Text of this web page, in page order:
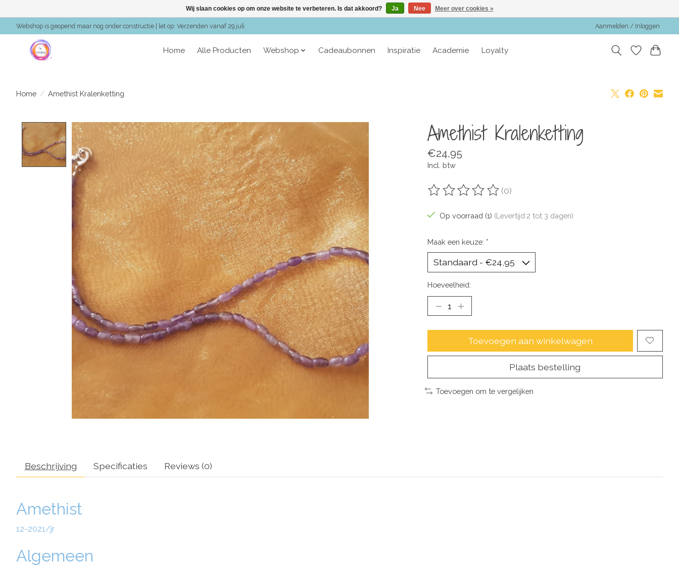
Webshop is geopend maar nog onder constructie | let op: Verzenden vanaf 29 juli Aanmelden / Inloggen
Home Alle Producten Webshop Cadeaubonnen Inspiratie Academie Loyalty
Home / Amethist Kralenketting
Product image slideshow Items Amethist Kralenketting
€24,95
Incl. btw
De beoordeling van dit product is
(0)
Op voorraad (1) (Levertijd:2 tot 3 dagen)
Maak een keuze: *
Hoeveelheid:
Toevoegen aan winkelwagen
Plaats bestelling
Toevoegen om te vergelijken
Beschrijving Specificaties Reviews (0)
Amethist
12-2021/jr
Algemeen
Wij slaan cookies op om onze website te verbeteren. Is dat akkoord? Ja Nee Meer over cookies »